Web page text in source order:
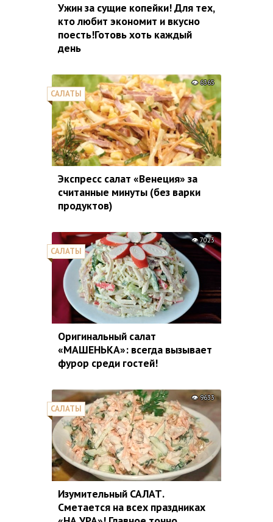
Ужин за сущие копейки! Для тех,
кто любит экономит и вкусно
поесть!Готовь хоть каждый
день
САЛАТЫ
6365
Экспресс салат «Венеция» за
считанные минуты (без варки
продуктов)
САЛАТЫ
7023
Оригинальный салат
«МАШЕНЬКА»: всегда вызывает
фурор среди гостей!
САЛАТЫ
9633
Изумительный САЛАТ.
Сметается на всех праздниках